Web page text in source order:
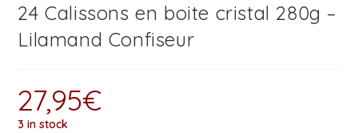
24 Calissons en boite cristal 280g –
Lilamand Confiseur
27,95€
3 in stock